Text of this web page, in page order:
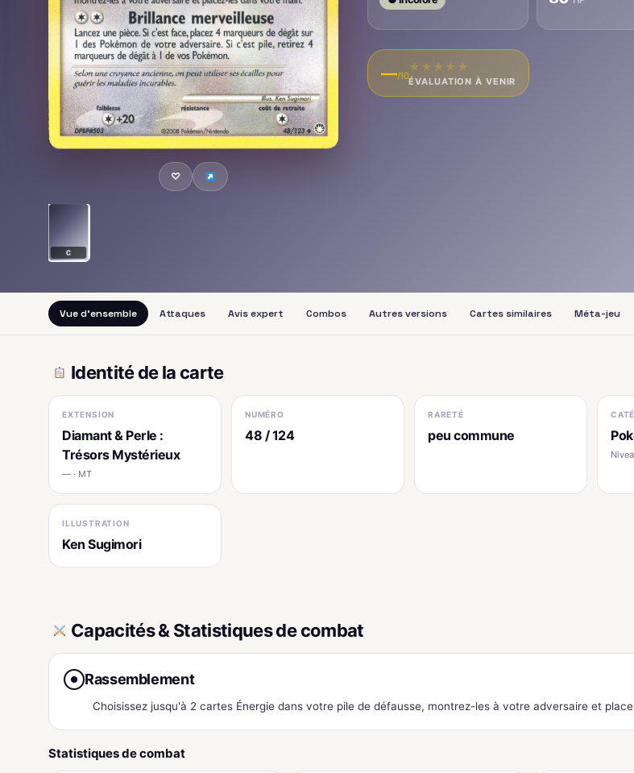
♡
C
—/10
★ ★ ★ ★ ★
ÉVALUATION À VENIR
Vue d'ensemble Attaques Avis expert Combos Autres versions Cartes similaires Méta-jeu
Identité de la carte
EXTENSION
Diamant & Perle :
Trésors Mystérieux
— · MT
NUMÉRO
48 / 124
RARETÉ
peu commune
ILLUSTRATION
Ken Sugimori
Capacités & Statistiques de combat
● Rassemblement
Choisissez jusqu'à 2 cartes Énergie dans votre pile de défausse, montrez-les à votre adversaire et
Statistiques de combat